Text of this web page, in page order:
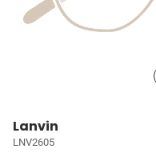
Lanvin
LNV2605